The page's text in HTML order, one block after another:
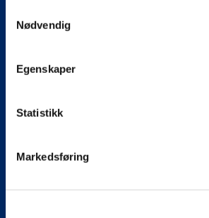
Nødvendig
Egenskaper
Statistikk
Markedsføring
Om oss
Snarveier
Kontakt oss